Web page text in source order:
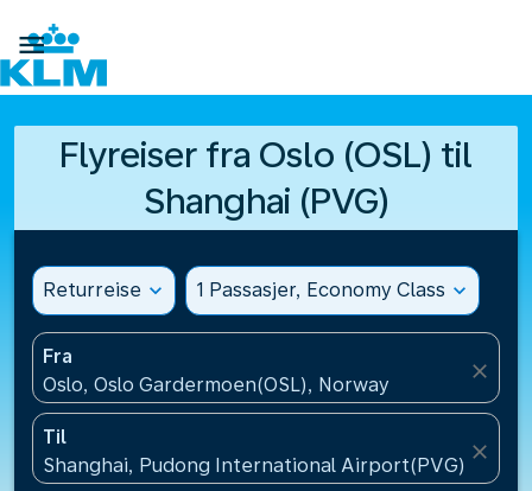

Flyreiser fra Oslo (OSL) til
Shanghai (PVG)
Returreise expand_more 1 Passasjer, Economy Class expand_more
Fra
Oslo, Oslo Gardermoen(OSL), Norway
close
Til
Shanghai, Pudong International Airport(PVG), Kina
close